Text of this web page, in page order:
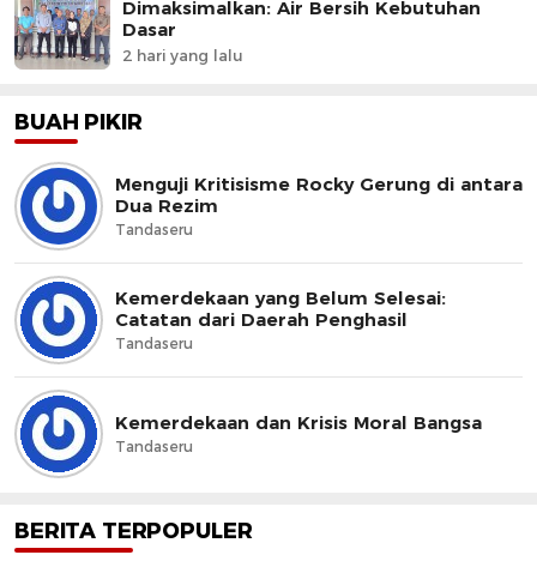
Dimaksimalkan: Air Bersih Kebutuhan
Dasar
2 hari yang lalu
BUAH PIKIR
Menguji Kritisisme Rocky Gerung di antara
Dua Rezim
Tandaseru
Kemerdekaan yang Belum Selesai:
Catatan dari Daerah Penghasil
Tandaseru
Kemerdekaan dan Krisis Moral Bangsa
Tandaseru
BERITA TERPOPULER